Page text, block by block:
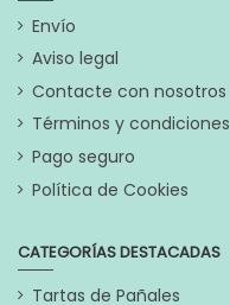
Envío
Aviso legal
Contacte con nosotros
Términos y condiciones
Pago seguro
Política de Cookies
CATEGORÍAS DESTACADAS
Tartas de Pañales